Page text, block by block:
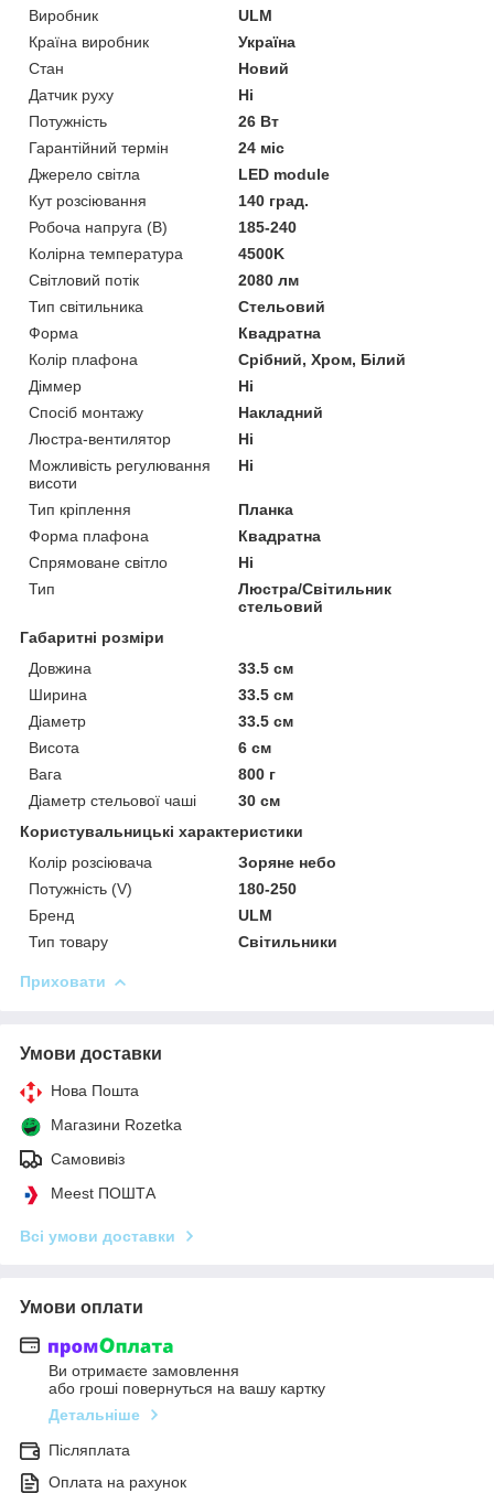
Виробник
ULM
Країна виробник
Україна
Стан
Новий
Датчик руху
Ні
Потужність
26 Вт
Гарантійний термін
24 міс
Джерело світла
LED module
Кут розсіювання
140 град.
Робоча напруга (В)
185-240
Колірна температура
4500K
Світловий потік
2080 лм
Тип світильника
Стельовий
Форма
Квадратна
Колір плафона
Срібний, Хром, Білий
Діммер
Ні
Спосіб монтажу
Накладний
Люстра-вентилятор
Ні
Можливість регулювання
висоти
Ні
Тип кріплення
Планка
Форма плафона
Квадратна
Спрямоване світло
Ні
Тип
Люстра/Світильник
стельовий
Габаритні розміри
Довжина
33.5 см
Ширина
33.5 см
Діаметр
33.5 см
Висота
6 см
Вага
800 г
Діаметр стельової чаші
30 см
Користувальницькі характеристики
Колір розсіювача
Зоряне небо
Потужність (V)
180-250
Бренд
ULM
Тип товару
Світильники
Приховати
Умови доставки
Нова Пошта
Магазини Rozetka
Самовивіз
Meest ПОШТА
Всі умови доставки
Умови оплати
Ви отримаєте замовлення
або гроші повернуться на вашу картку
Детальніше
Післяплата
Оплата на рахунок